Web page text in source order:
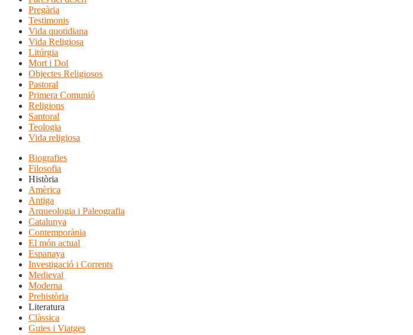
Pregària
Testimonis
Vida quotidiana
Vida Religiosa
Litúrgia
Mort i Dol
Objectes Religiosos
Pastoral
Primera Comunió
Religions
Santoral
Teologia
Vida religiosa
Biografies
Filosofia
Història
Amèrica
Antiga
Arqueologia i Paleografia
Catalunya
Contemporània
El món actual
Espanaya
Investigació i Corrents
Medieval
Moderna
Prehistòria
Literatura
Clàssica
Guies i Viatges